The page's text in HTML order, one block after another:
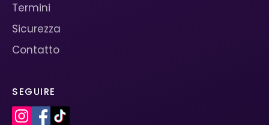
Termini
Sicurezza
Contatto
SEGUIRE